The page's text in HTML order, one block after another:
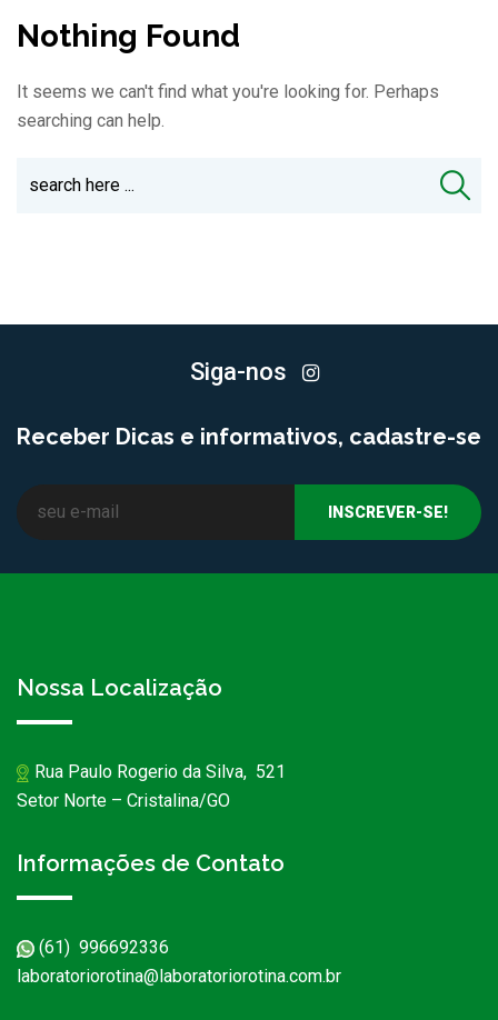
Nothing Found
It seems we can't find what you're looking for. Perhaps
searching can help.
Siga-nos
Receber Dicas e informativos, cadastre-se
Nossa Localização
Rua Paulo Rogerio da Silva, 521
Setor Norte – Cristalina/GO
Informações de Contato
(61) 996692336
laboratoriorotina@laboratoriorotina.com.br